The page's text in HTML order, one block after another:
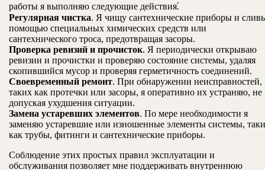
работы я выполняю следующие действия⁚
Регулярная чистка. Я чищу сантехнические приборы и
помощью специальных химических средств или
сантехнического троса, предотвращая засоры.
Проверка ревизий и прочисток. Я периодически открываю
ревизии и прочистки и проверяю состояние системы, удаляя
скопившийся мусор и проверяя герметичность соединений.
Своевременный ремонт. При обнаружении неисправностей,
таких как протечки или засоры, я оперативно их устраняю, не
допуская ухудшения ситуации.
Замена устаревших элементов. По мере необходимости я
заменяю устаревшие или изношенные элементы системы,
как трубы, фитинги и сантехнические приборы.
Соблюдение этих простых правил эксплуатации и
обслуживания позволяет мне поддерживать внутреннюю